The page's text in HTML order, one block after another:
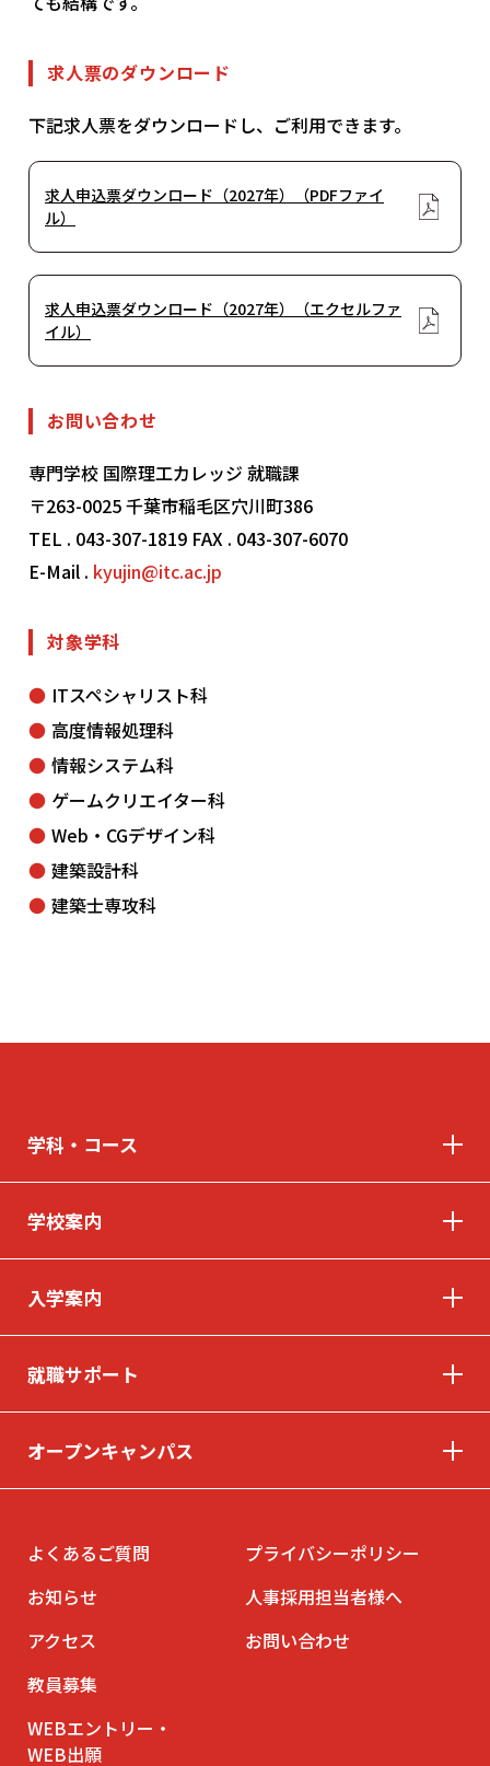
求人票のダウンロード
下記求人票をダウンロードし、ご利用できます。
求人申込票ダウンロード（2027年）（PDFファイ
ル）
求人申込票ダウンロード（2027年）（エクセルファ
イル）
お問い合わせ
専門学校 国際理工カレッジ 就職課
〒263-0025 千葉市稲毛区穴川町386
TEL . 043-307-1819 FAX . 043-307-6070
E-Mail . kyujin@itc.ac.jp
対象学科
ITスペシャリスト科
高度情報処理科
情報システム科
ゲームクリエイター科
Web・CGデザイン科
建築設計科
建築士専攻科
学科・コース
学校案内
入学案内
就職サポート
オープンキャンパス
よくあるご質問
お知らせ
アクセス
教員募集
WEBエントリー・
WEB出願
プライバシーポリシー
人事採用担当者様へ
お問い合わせ